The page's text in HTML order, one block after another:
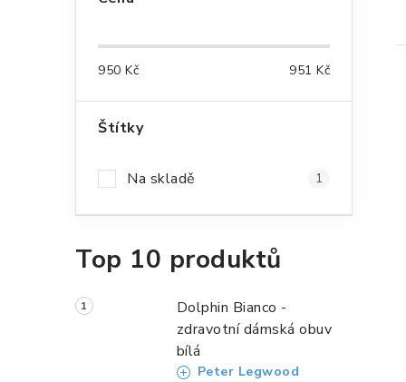
t
n
í
p
950 Kč 951 Kč
Štítky
Na skladě 1
Top 10 produktů
Dolphin Bianco -
zdravotní dámská obuv
bílá
Peter Legwood